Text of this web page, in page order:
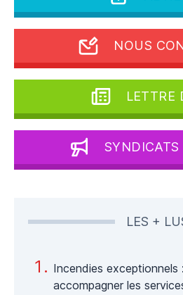
NOUS
LETTRE
SYNDICATS
LES +
Incendies exceptionnels
accompagner les